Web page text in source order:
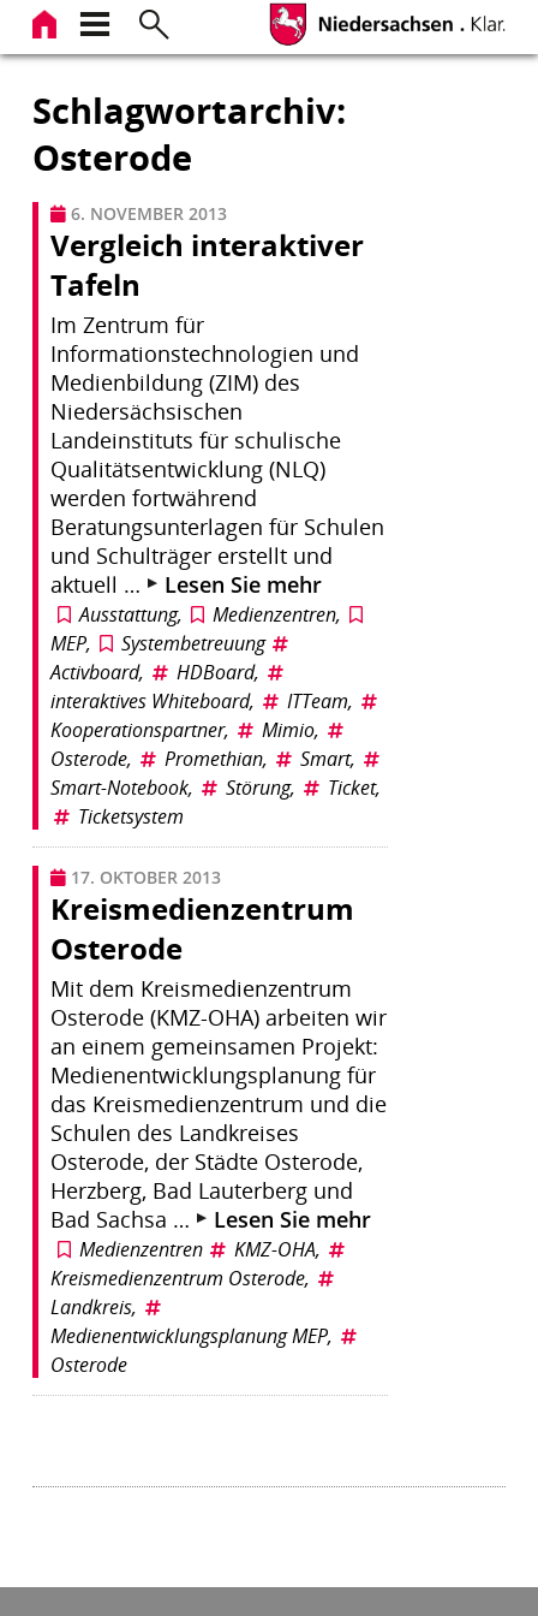
Zum
Inhalt
Schlagwortarchiv:
Osterode
6. NOVEMBER 2013
Vergleich interaktiver
Tafeln
Im Zentrum für
Informationstechnologien und
Medienbildung (ZIM) des
Niedersächsischen
Landeinstituts für schulische
Qualitätsentwicklung (NLQ)
werden fortwährend
Beratungsunterlagen für Schulen
und Schulträger erstellt und
aktuell …
Lesen Sie mehr
Ausstattung, Medienzentren,
MEP,
Systembetreuung
Activboard, HDBoard,
interaktives Whiteboard, ITTeam,
Kooperationspartner, Mimio,
Osterode, Promethian, Smart,
Smart-Notebook, Störung, Ticket,
Ticketsystem
17. OKTOBER 2013
Kreismedienzentrum
Osterode
Mit dem Kreismedienzentrum
Osterode (KMZ-OHA) arbeiten wir
an einem gemeinsamen Projekt:
Medienentwicklungsplanung für
das Kreismedienzentrum und die
Schulen des Landkreises
Osterode, der Städte Osterode,
Herzberg, Bad Lauterberg und
Bad Sachsa …
Lesen Sie mehr
Medienzentren KMZ-OHA,
Kreismedienzentrum Osterode,
Landkreis,
Medienentwicklungsplanung MEP,
Osterode